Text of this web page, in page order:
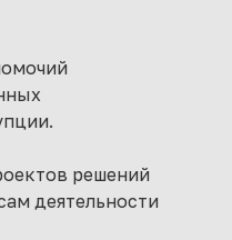
решений
деятельности